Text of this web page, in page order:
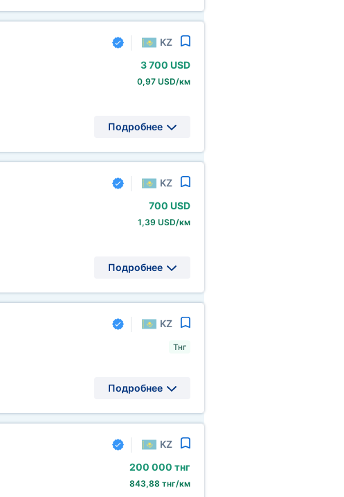
KZ
3 700 USD
0,97 USD/км
Подробнее
KZ
700 USD
1,39 USD/км
Подробнее
KZ
Тнг
Подробнее
KZ
200 000 тнг
843,88 тнг/км